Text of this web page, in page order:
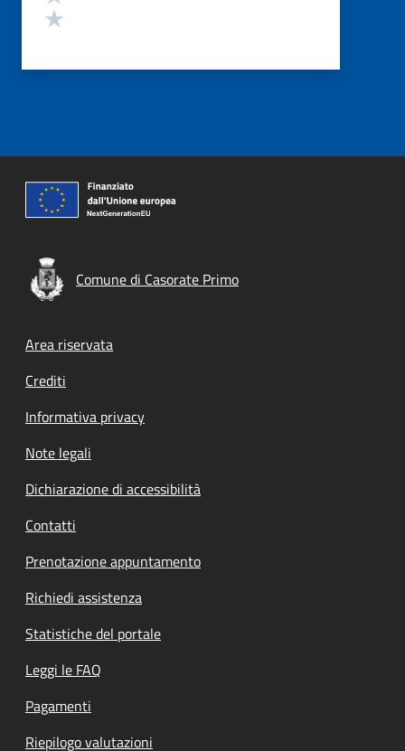
Comune di Casorate Primo
Footer menu
Area riservata
Crediti
Informativa privacy
Note legali
Dichiarazione di accessibilità
Contatti
Prenotazione appuntamento
Richiedi assistenza
Statistiche del portale
Leggi le FAQ
Pagamenti
Riepilogo valutazioni